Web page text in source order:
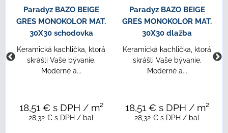
Paradyz BAZO BEIGE
GRES MONOKOLOR MAT.
30X30 schodovka
Keramická kachlička, ktorá
skrášli Vaše bývanie.
Moderné a...
18,51 € s DPH / m²
28,32 € s DPH / bal
Paradyz BAZO BEIGE
GRES MONOKOLOR MAT.
30X30 dlažba
Keramická kachlička, ktorá
skrášli Vaše bývanie.
Moderné a...
18,51 € s DPH / m²
28,32 € s DPH / bal